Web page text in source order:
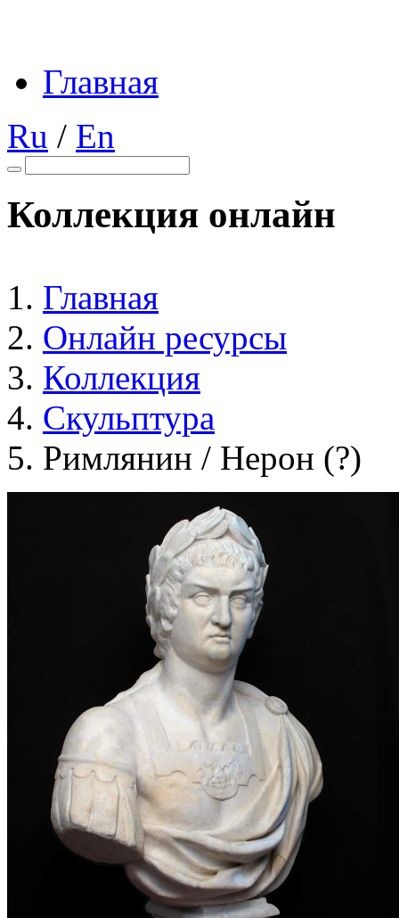
Главная
Ru / En
Коллекция онлайн
Главная
Онлайн ресурсы
Коллекция
Скульптура
Римлянин / Нерон (?)